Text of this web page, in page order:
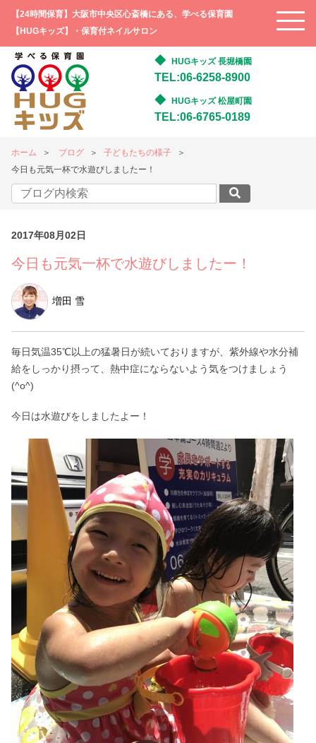
【24時間保育】大阪市中央区心斎橋にある、学べる保育園
【HUGキッズ】・保育付ネイルサロン
HUGキッズ 長堀橋園
TEL:06-6258-8900
HUGキッズ 松屋町園
TEL:06-6765-0189
ホーム ブログ
子どもたちの様子
今日も元気一杯で水遊びしましたー！
2017年08月02日
今日も元気一杯で水遊びしましたー！
増田 雪
毎日気温35℃以上の猛暑日が続いておりますが、紫外線や水分補
給をしっかり摂って、熱中症にならないよう気をつけましょう
(^o^)
今日は水遊びをしましたよー！